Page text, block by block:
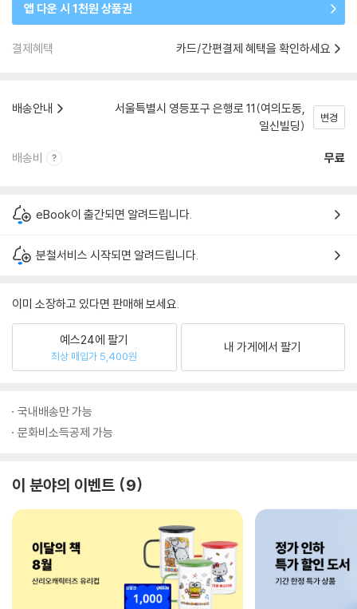
앱 다운 시 1천원 상품권
결제혜택 카드/간편결제 혜택을 확인하세요
배송안내
서울특별시 영등포구 은행로 11(여의도동,
일신빌딩)
변경
배송비 무료
eBook이 출간되면 알려드립니다.
분철서비스 시작되면 알려드립니다.
이미 소장하고 있다면 판매해 보세요.
예스24에 팔기
최상 매입가 5,400원
내 가게에서 팔기
국내배송만 가능
문화비소득공제 가능
이 분야의 이벤트 9